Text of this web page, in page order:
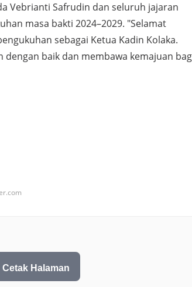
Vebrianti Safrudin dan seluruh jajaran
masa bakti 2024–2029. "Selamat
sebagai Ketua Kadin Kolaka.
baik dan membawa kemajuan
Cetak Halaman